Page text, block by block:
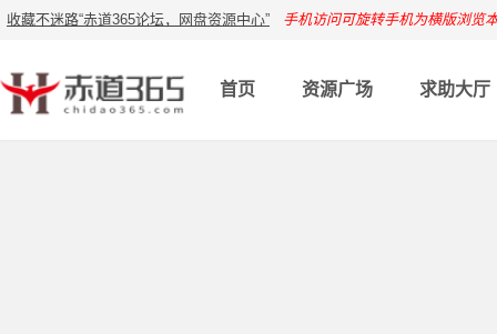
收藏不迷路“赤道365论坛，网盘资源中心” 手机访问可旋转手机为横版浏览
首页 资源广场 求助大厅